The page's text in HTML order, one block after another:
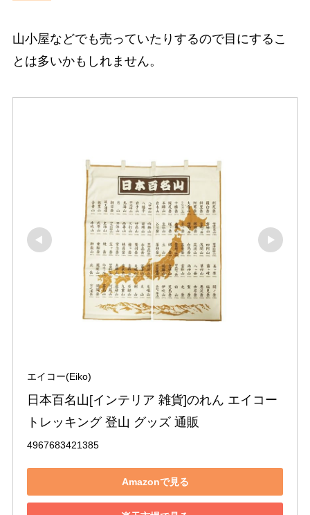
山小屋などでも売っていたりするので目にするこ
とは多いかもしれません。
エイコー(Eiko)
日本百名山[インテリア 雑貨]のれん エイコー
トレッキング 登山 グッズ 通販
4967683421385
Amazonで見る